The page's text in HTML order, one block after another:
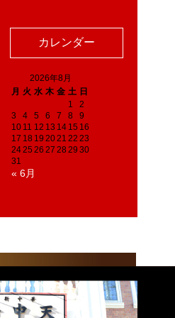
カレンダー
2026年8月
月 火 水 木 金 土 日
« 6月
1
2
3
4 5 6 7 8
9
10 11 12 13 14 15 16
17 18 19 2021 22 23
2425 26 27 2829 30
31